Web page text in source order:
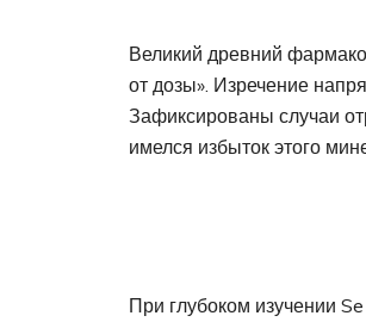
Великий древний
от дозы». Изречение
Зафиксированы случаи
имелся избыток этого
При глубоком изучении